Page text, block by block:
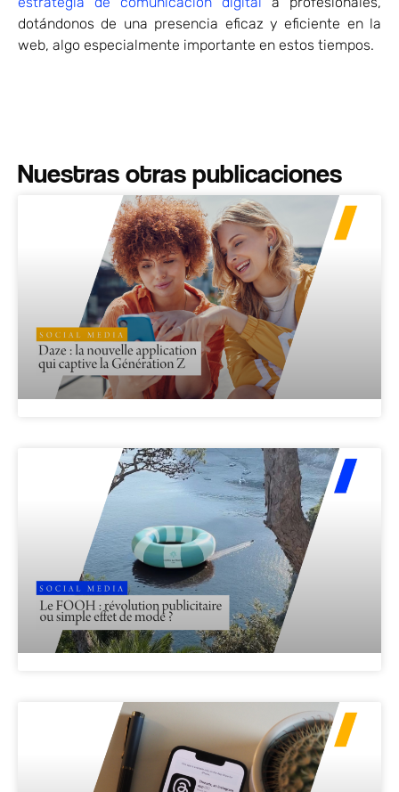
dotándonos de una presencia eficaz y eficiente en la
web, algo especialmente importante en estos tiempos.
Nuestras otras publicaciones